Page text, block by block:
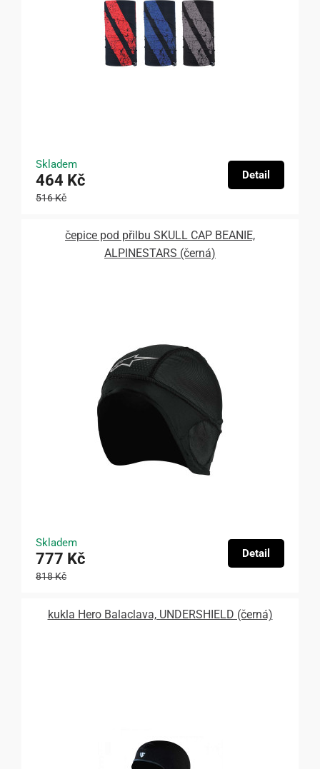
Skladem
464 Kč
516 Kč
Detail
čepice pod přilbu SKULL CAP BEANIE,
ALPINESTARS (černá)
Skladem
777 Kč
818 Kč
Detail
kukla Hero Balaclava, UNDERSHIELD (černá)